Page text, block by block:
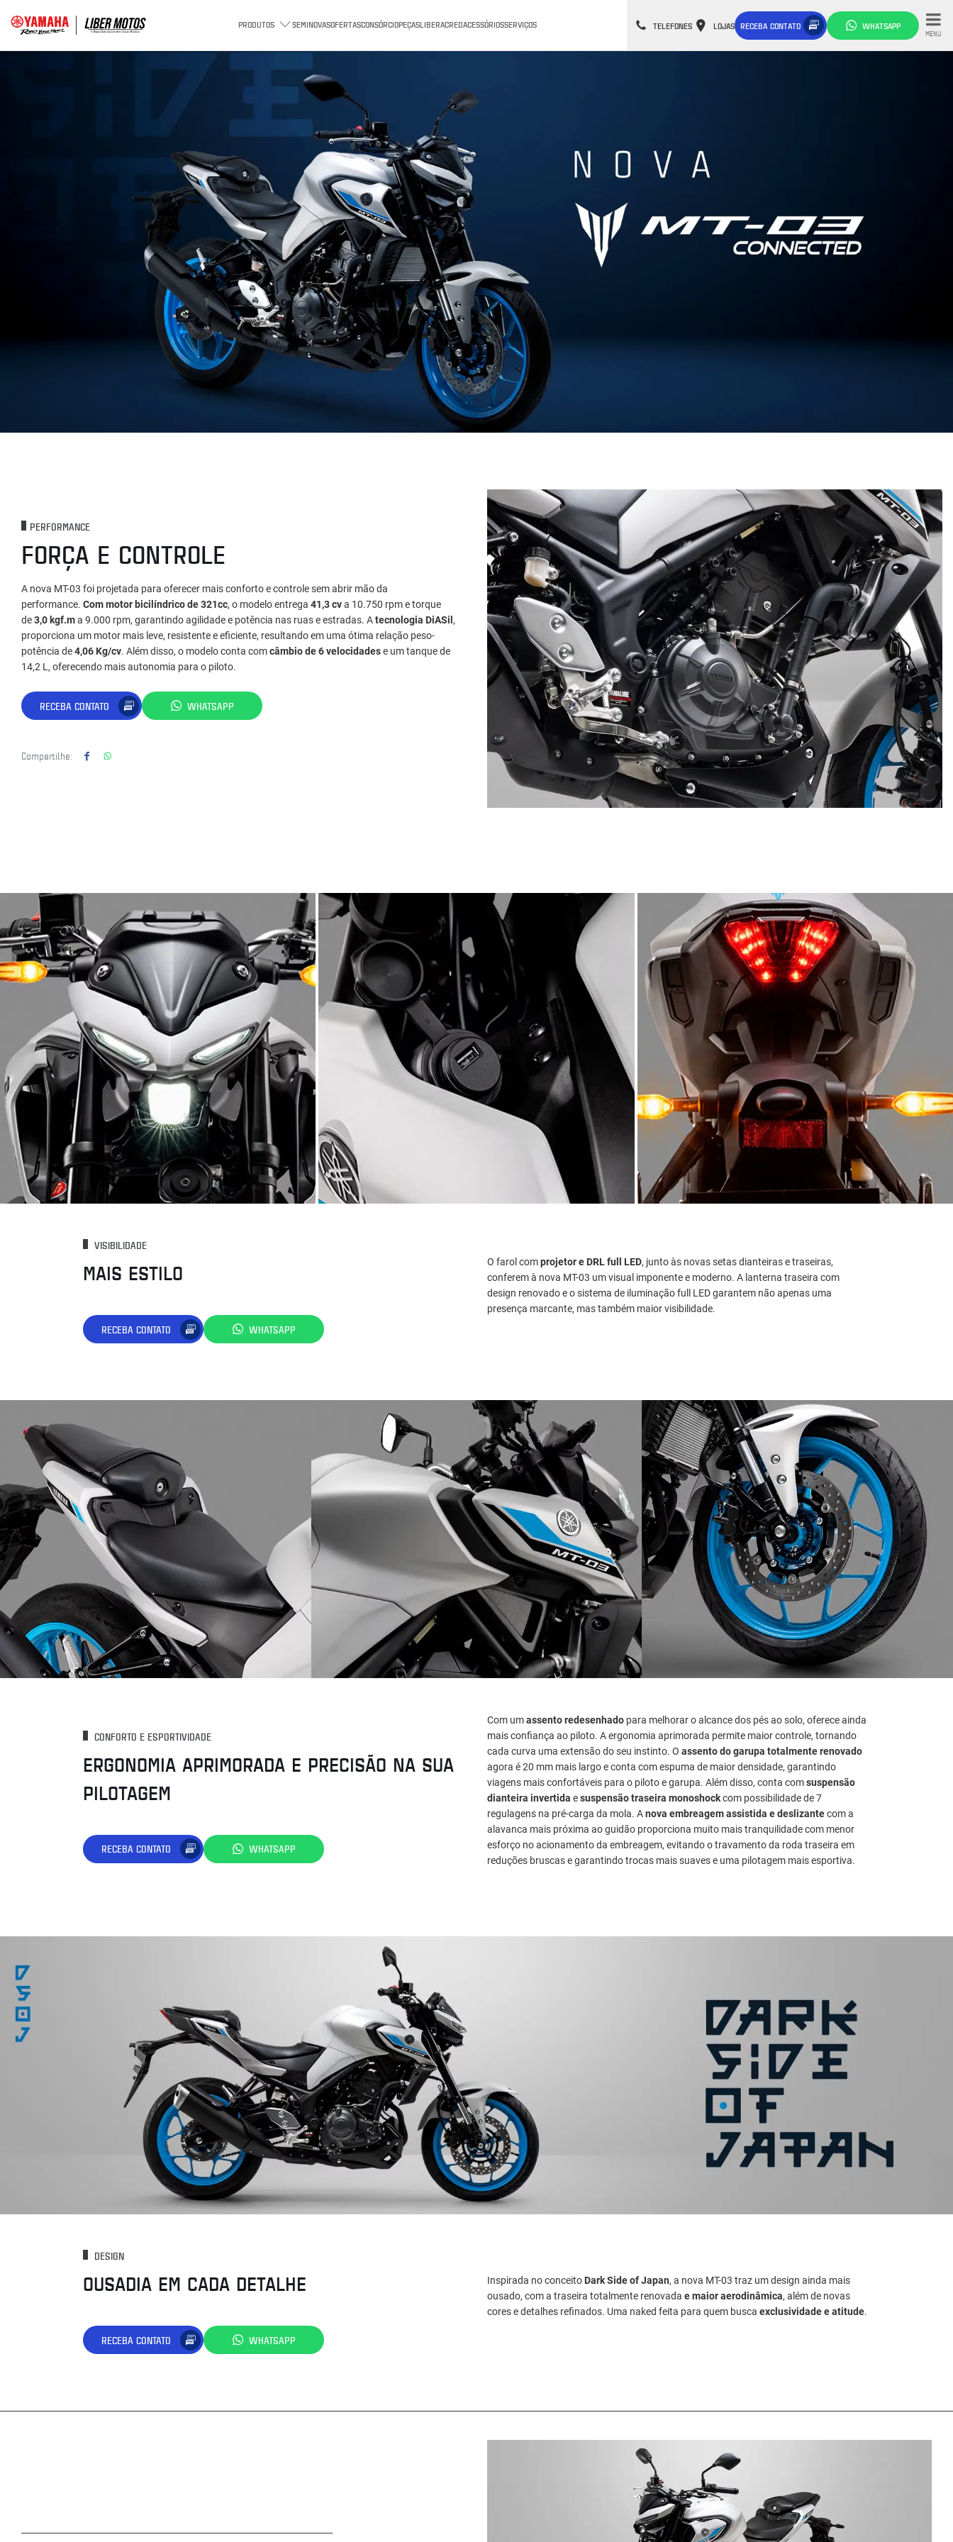
PRODUTOS SEMINOVASOFERTASCONSÓRCIOPEÇASLIBERACREDACESSÓRIOSSERVIÇOS TELEFONES LOJAS RECEBA CONTATO WHATSAPP
MENU
PERFORMANCE
FORÇA E CONTROLE
A nova MT-03 foi projetada para oferecer mais conforto e controle sem abrir mão da
performance. Com motor bicilíndrico de 321cc, o modelo entrega 41,3 cva 10.750 rpm e torque
de3,0 kgf.ma 9.000 rpm, garantindo agilidade e potência nas ruas e estradas. Atecnologia DiASil ,
proporciona um motor mais leve, resistente e eficiente, resultando em uma ótima relação peso-
potência de4,06 Kg/cv. Além disso, o modelo conta comcâmbio de 6 velocidadese um tanque de
14,2 L, oferecendo mais autonomia para o piloto.
RECEBA CONTATO WHATSAPP
Compartilhe:
VISIBILIDADE
MAIS ESTILO
RECEBA CONTATO WHATSAPP
O farol comprojetor e DRL full LED, junto às novas setas dianteiras e traseiras,
conferem à nova MT-03 um visual imponente e moderno. A lanterna traseira com
design renovado e o sistema de iluminação full LED garantem não apenas uma
presença marcante, mas também maior visibilidade.
CONFORTO E ESPORTIVIDADE
ERGONOMIA APRIMORADA E PRECISÃO NA SUA
PILOTAGEM
RECEBA CONTATO WHATSAPP
Com umassento redesenhado para melhorar o alcance dos pés ao solo, oferece ainda
mais confiança ao piloto. A ergonomia aprimorada permite maior controle, tornando
cada curva uma extensão do seu instinto. O assento do garupa totalmente renovado
agora é 20 mm mais largo e conta com espuma de maior densidade, garantindo
viagens mais confortáveis para o piloto e garupa. Além disso, conta comsuspensão
dianteira invertida esuspensão traseira monoshockcom possibilidade de 7
regulagens na pré-carga da mola. Anova embreagem assistida e deslizantecom a
alavanca mais próxima ao guidão proporciona muito mais tranquilidade com menor
esforço no acionamento da embreagem, evitando o travamento da roda traseira em
reduções bruscas e garantindo trocas mais suaves e uma pilotagem mais esportiva.
DESIGN
OUSADIA EM CADA DETALHE
RECEBA CONTATO WHATSAPP
Inspirada no conceito Dark Side of Japan, a nova MT-03 traz um design ainda mais
ousado, com a traseira totalmente renovada e maior aerodinâmica, além de novas
cores e detalhes refinados. Uma naked feita para quem busca exclusividade e atitude.